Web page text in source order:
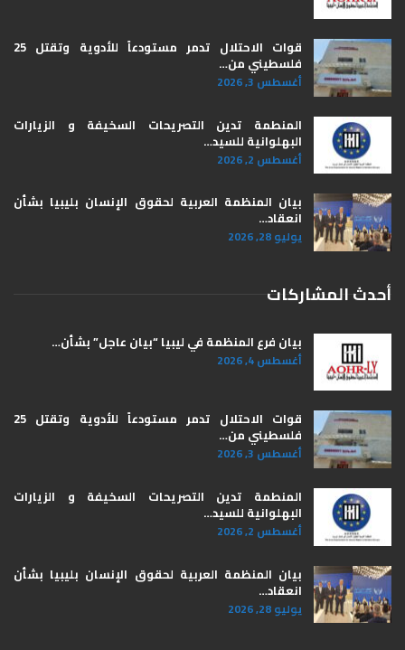
قوات الاحتلال تدمر مستودعاً للأدوية وتقتل 25
فلسطيني من…
أغسطس 3, 2026
المنطمة تدين التصريحات السخيفة و الزيارات
البهلوانية للسيد…
أغسطس 2, 2026
بيان المنظمة العربية لحقوق الإنسان بليبيا ​بشأن
انعقاد…
يوليو 28, 2026
أحدث المشاركات
بيان فرع المنظمة في ليبيا “بيان عاجل” بشأن…
أغسطس 4, 2026
قوات الاحتلال تدمر مستودعاً للأدوية وتقتل 25
فلسطيني من…
أغسطس 3, 2026
المنطمة تدين التصريحات السخيفة و الزيارات
البهلوانية للسيد…
أغسطس 2, 2026
بيان المنظمة العربية لحقوق الإنسان بليبيا ​بشأن
انعقاد…
يوليو 28, 2026